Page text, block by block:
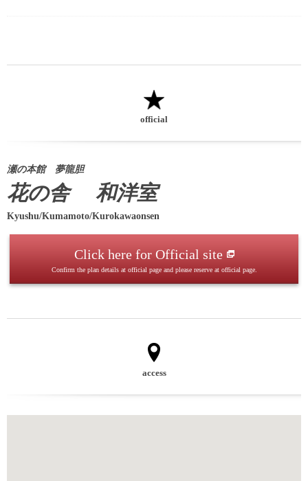
official
瀬の本館 夢龍胆
花の舎 和洋室
Kyushu/Kumamoto/Kurokawaonsen
Click here for Official site
Confirm the plan details at official page and please reserve at official page.
access